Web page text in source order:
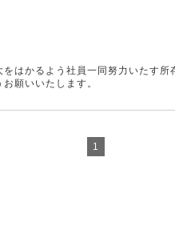
はかるよう社員一同努力いたす所
願いいたします。
1